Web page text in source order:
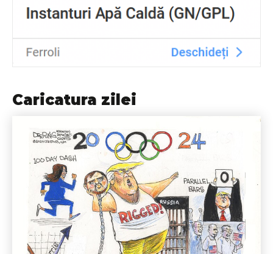
Caricatura zilei